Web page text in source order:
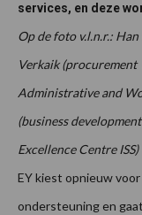
services, en deze
Op de foto v.l.n.r.:
Verkaik (procurement
Administrative and
(business
Excellence Centre ISS)
EY kiest opnieuw
ondersteuning en